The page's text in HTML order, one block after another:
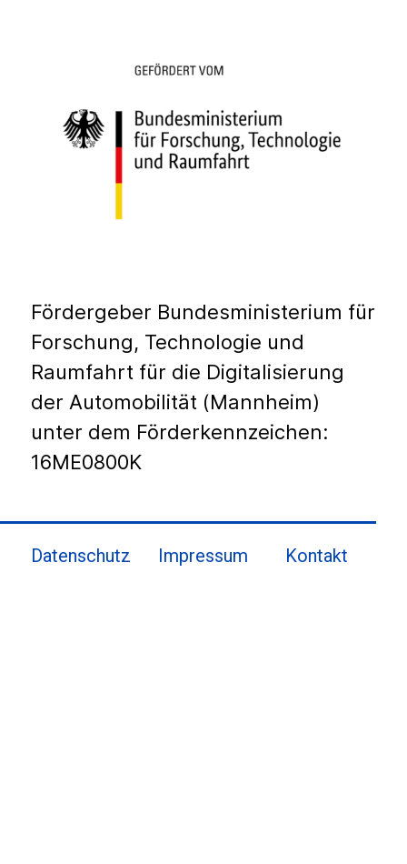
Fördergeber Bundesministerium für
Forschung, Technologie und
Raumfahrt für die Digitalisierung
der Automobilität (Mannheim)
unter dem Förderkennzeichen:
16ME0800K
Datenschutz Impressum Kontakt